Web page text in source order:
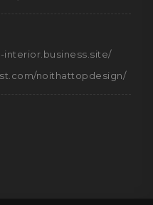
noithattopdesign/